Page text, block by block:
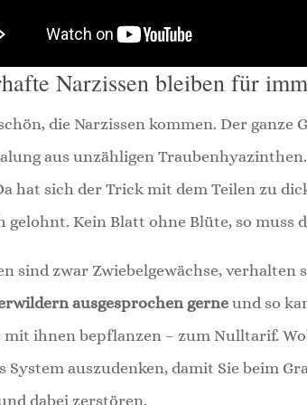
Narzissen bleiben für
die Narzissen kommen. Der
aus unzähligen
hat sich der Trick mit dem Teilen zu
gelohnt. Kein Blatt ohne Blüte, so muss
sind zwar Zwiebelgewächse, verhalten
ausgesprochen gerneund so
mit ihnen bepflanzen – zum Nulltarif.
System auszudenken, damit Sie beim
dabei zerstören.